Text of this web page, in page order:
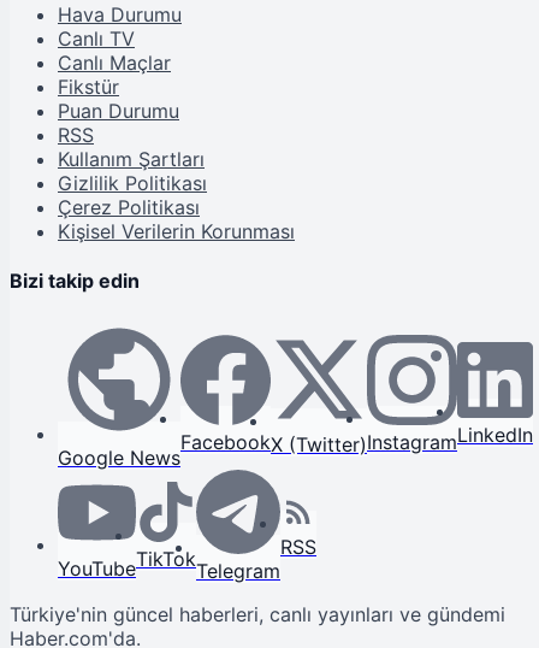
Hava Durumu
Canlı TV
Canlı Maçlar
Fikstür
Puan Durumu
RSS
Kullanım Şartları
Gizlilik Politikası
Çerez Politikası
Kişisel Verilerin Korunması
Bizi takip edin
Google News
FacebookX (Twitter)InstagramLinkedIn
YouTubeTikTokTelegram
RSS
Türkiye'nin güncel haberleri, canlı yayınları ve gündemi
Haber.com'da.